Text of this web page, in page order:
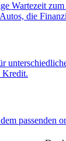
Wartezeit
Autos, die
Kredit.